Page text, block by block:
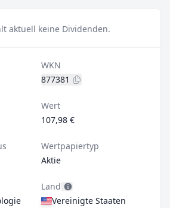
aktuell keine Dividenden.
WKN
877381
Wert
107,98 €
Wertpapiertyp
Aktie
Land
Vereinigte Staaten